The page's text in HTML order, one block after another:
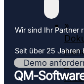
»
»
Wir sind Ihr Partner
Seit über 25
Demo
QM-